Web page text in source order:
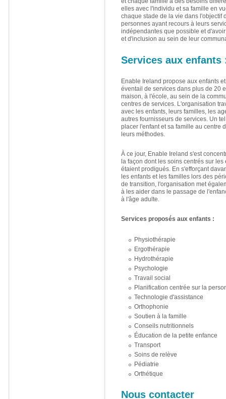
elles avec l'individu et sa famille en
chaque stade de la vie dans l'objectif
personnes ayant recours à leurs
indépendantes que possible et
et d'inclusion au sein de leur
Services aux enfants
Enable Ireland propose aux enfants
éventail de services dans plus de 20
maison, à l'école, au sein de la
centres de services. L'organisation
avec les enfants, leurs familles, les
autres fournisseurs de services. Un
placer l'enfant et sa famille au centre
leurs méthodes.
À ce jour, Enable Ireland s'est
la façon dont les soins centrés sur
étaient prodigués. En s'efforçant
les enfants et les familles lors des
de transition, l'organisation met
à les aider dans le passage de
à l'âge adulte.
Services proposés aux enfants :
Physiothérapie
Ergothérapie
Hydrothérapie
Psychologie
Travail social
Planification centrée sur la
Technologie d'assistance
Orthophonie
Soutien à la famille
Conseils nutritionnels
Éducation de la petite enfance
Transport
Soins de relève
Pédiatrie
Orthétique
Nous contacter